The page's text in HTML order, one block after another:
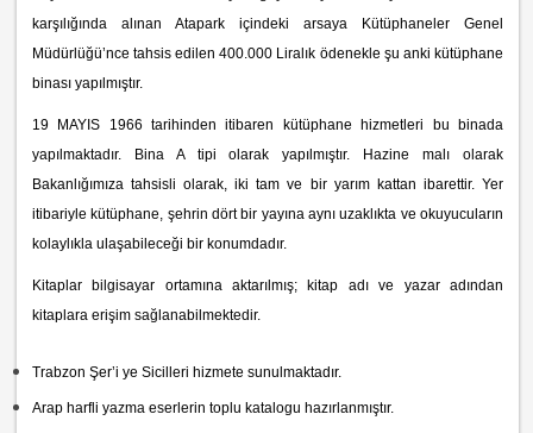
karşılığında alınan Atapark içindeki arsaya Kütüphaneler Genel
Müdürlüğü’nce tahsis edilen 400.000 Liralık ödenekle şu anki kütüphane
binası yapılmıştır.
19 MAYIS 1966 tarihinden itibaren kütüphane hizmetleri bu binada
yapılmaktadır. Bina A tipi olarak yapılmıştır. Hazine malı olarak
Bakanlığımıza tahsisli olarak, iki tam ve bir yarım kattan ibarettir. Yer
itibariyle kütüphane, şehrin dört bir yayına aynı uzaklıkta ve okuyucuların
kolaylıkla ulaşabileceği bir konumdadır.
Kitaplar bilgisayar ortamına aktarılmış; kitap adı ve yazar adından
kitaplara erişim sağlanabilmektedir.
Trabzon Şer’i ye Sicilleri hizmete sunulmaktadır.
Arap harfli yazma eserlerin toplu katalogu hazırlanmıştır.